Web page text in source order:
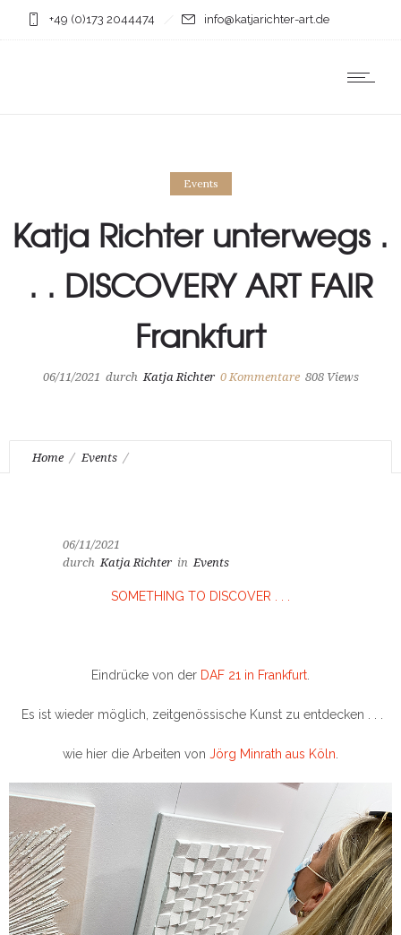
+49 (0)173 2044474 info@katjarichter-art.de
Events
Katja Richter unterwegs .
. . DISCOVERY ART FAIR
Frankfurt
06/11/2021 durch Katja Richter 0Kommentare 808 Views
Home Events
06/11/2021
durch Katja Richter in Events
SOMETHING TO DISCOVER . . .
Eindrücke von der DAF 21 in Frankfurt
Es ist wieder möglich, zeitgenössische Kunst zu entdecken . . .
wie hier die Arbeiten von Jörg Minrath aus Köln